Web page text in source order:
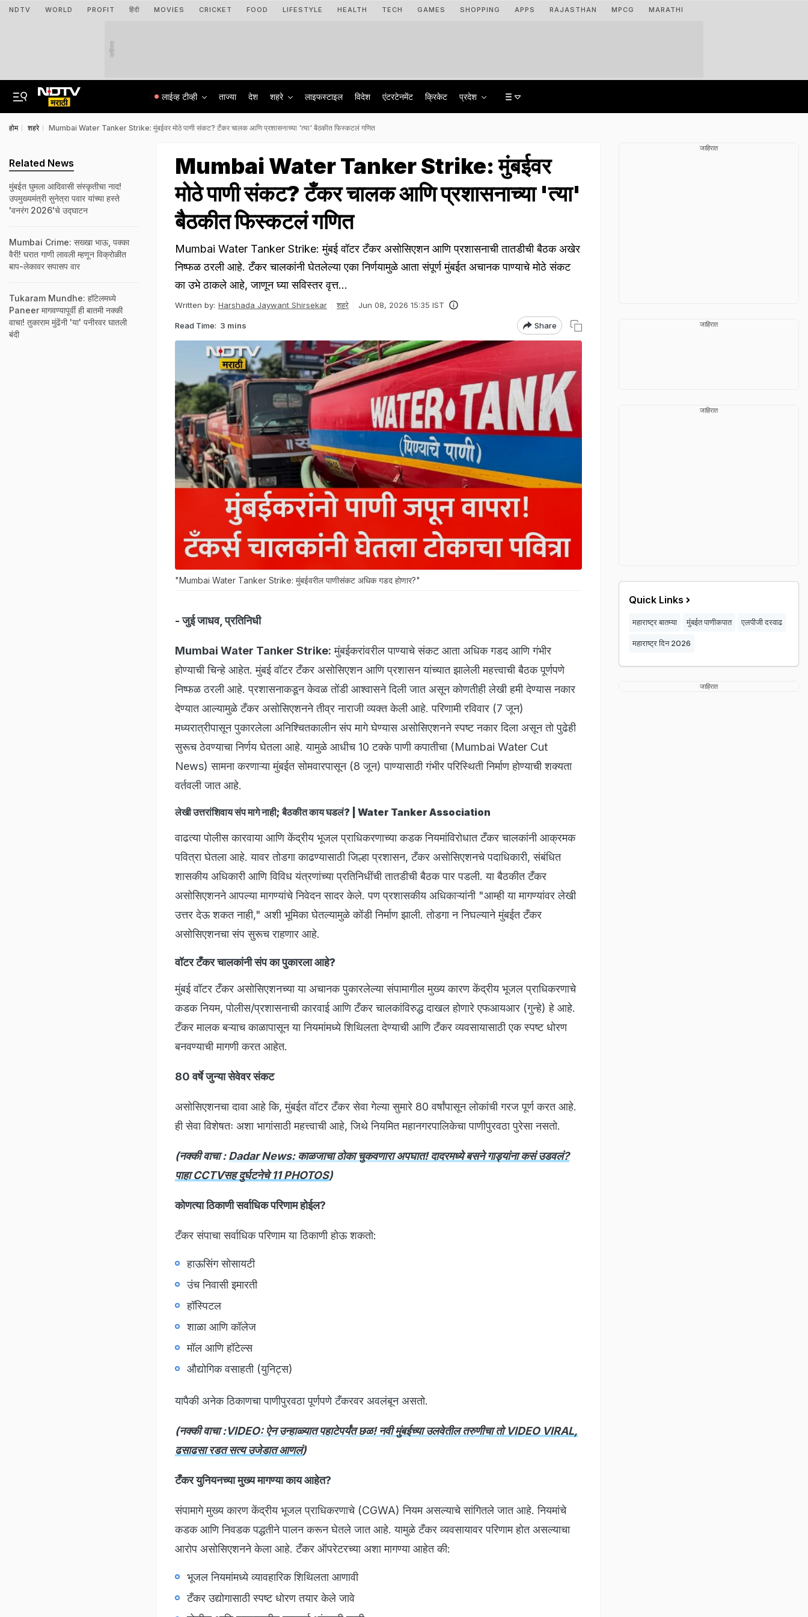
NDTV WORLD PROFIT हिंदी MOVIES CRICKET FOOD LIFESTYLE HEALTH TECH GAMES SHOPPING APPS RAJASTHAN MPCG MARATHI
जाहिरात
लाईव्ह टीव्ही ताज्या देश शहरे लाइफस्टाइल विदेश एंटरटेनमेंट क्रिकेट प्रदेश
होम शहरे Mumbai Water Tanker Strike: मुंबईवर मोठे पाणी संकट? टँकर चालक आणि प्रशासनाच्या 'त्या' बैठकीत फिस्कटलं गणित
Mumbai Water Tanker Strike: मुंबईवर
मोठे पाणी संकट? टँकर चालक आणि प्रशासनाच्या 'त्या'
बैठकीत फिस्कटलं गणित
Mumbai Water Tanker Strike: मुंबई वॉटर टँकर असोसिएशन आणि प्रशासनाची तातडीची बैठक अखेर
निष्फळ ठरली आहे. टँकर चालकांनी घेतलेल्या एका निर्णयामुळे आता संपूर्ण मुंबईत अचानक पाण्याचे मोठे संकट
का उभे ठाकले आहे, जाणून घ्या सविस्तर वृत्त...
Written by: Harshada Jaywant Shirsekar शहरे Jun 08, 2026 15:35 IST
Read Time: 3 mins Share
"Mumbai Water Tanker Strike: मुंबईवरील पाणीसंकट अधिक गडद होणार?"
- जुई जाधव, प्रतिनिधी
Mumbai Water Tanker Strike: मुंबईकरांवरील पाण्याचे संकट आता अधिक गडद आणि गंभीर
होण्याची चिन्हे आहेत. मुंबई वॉटर टँकर असोसिएशन आणि प्रशासन यांच्यात झालेली महत्त्वाची बैठक पूर्णपणे
निष्फळ ठरली आहे. प्रशासनाकडून केवळ तोंडी आश्वासने दिली जात असून कोणतीही लेखी हमी देण्यास नकार
देण्यात आल्यामुळे टँकर असोसिएशनने तीव्र नाराजी व्यक्त केली आहे. परिणामी रविवार (7 जून)
मध्यरात्रीपासून पुकारलेला अनिश्चितकालीन संप मागे घेण्यास असोसिएशनने स्पष्ट नकार दिला असून तो पुढेही
सुरूच ठेवण्याचा निर्णय घेतला आहे. यामुळे आधीच 10 टक्के पाणी कपातीचा (Mumbai Water Cut
News) सामना करणाऱ्या मुंबईत सोमवारपासून (8 जून) पाण्यासाठी गंभीर परिस्थिती निर्माण होण्याची शक्यता
वर्तवली जात आहे.
लेखी उत्तरांशिवाय संप मागे नाही; बैठकीत काय घडलं? | Water Tanker Association
वाढत्या पोलीस कारवाया आणि केंद्रीय भूजल प्राधिकरणाच्या कडक नियमांविरोधात टँकर चालकांनी आक्रमक
पवित्रा घेतला आहे. यावर तोडगा काढण्यासाठी जिल्हा प्रशासन, टँकर असोसिएशनचे पदाधिकारी, संबंधित
शासकीय अधिकारी आणि विविध यंत्रणांच्या प्रतिनिधींची तातडीची बैठक पार पडली. या बैठकीत टँकर
असोसिएशनने आपल्या मागण्यांचे निवेदन सादर केले. पण प्रशासकीय अधिकाऱ्यांनी "आम्ही या मागण्यांवर लेखी
उत्तर देऊ शकत नाही," अशी भूमिका घेतल्यामुळे कोंडी निर्माण झाली. तोडगा न निघल्याने मुंबईत टँकर
असोसिएशनचा संप सुरूच राहणार आहे.
वॉटर टँकर चालकांनी संप का पुकारला आहे?
मुंबई वॉटर टँकर असोसिएशनच्या या अचानक पुकारलेल्या संपामागील मुख्य कारण केंद्रीय भूजल प्राधिकरणाचे
कडक नियम, पोलीस/प्रशासनाची कारवाई आणि टँकर चालकांविरुद्ध दाखल होणारे एफआयआर (गुन्हे) हे आहे.
टँकर मालक बऱ्याच काळापासून या नियमांमध्ये शिथिलता देण्याची आणि टँकर व्यवसायासाठी एक स्पष्ट धोरण
बनवण्याची मागणी करत आहेत.
80 वर्षे जुन्या सेवेवर संकट
असोसिएशनचा दावा आहे कि, मुंबईत वॉटर टँकर सेवा गेल्या सुमारे 80 वर्षांपासून लोकांची गरज पूर्ण करत आहे.
ही सेवा विशेषतः अशा भागांसाठी महत्त्वाची आहे, जिथे नियमित महानगरपालिकेचा पाणीपुरवठा पुरेसा नसतो.
(नक्की वाचा :Dadar News: काळजाचा ठोका चुकवणारा अपघात! दादरमध्ये बसने गाड्यांना कसं उडवलं?
पाहा CCTVसह दुर्घटनेचे 11 PHOTOS)
कोणत्या ठिकाणी सर्वाधिक परिणाम होईल?
टँकर संपाचा सर्वाधिक परिणाम या ठिकाणी होऊ शकतो:
हाऊसिंग सोसायटी
उंच निवासी इमारती
हॉस्पिटल
शाळा आणि कॉलेज
मॉल आणि हॉटेल्स
औद्योगिक वसाहती (युनिट्स)
यापैकी अनेक ठिकाणचा पाणीपुरवठा पूर्णपणे टँकरवर अवलंबून असतो.
(नक्की वाचा :VIDEO: ऐन उन्हाळ्यात पहाटेपर्यंत छळ! नवी मुंबईच्या उलवेतील तरुणीचा तो VIDEO VIRAL,
ढसाढसा रडत सत्य उजेडात आणलं)
टँकर युनियनच्या मुख्य मागण्या काय आहेत?
संपामागे मुख्य कारण केंद्रीय भूजल प्राधिकरणाचे (CGWA) नियम असल्याचे सांगितले जात आहे. नियमांचे
कडक आणि निवडक पद्धतीने पालन करून घेतले जात आहे. यामुळे टँकर व्यवसायावर परिणाम होत असल्याचा
आरोप असोसिएशनने केला आहे. टँकर ऑपरेटरच्या अशा मागण्या आहेत की:
भूजल नियमांमध्ये व्यावहारिक शिथिलता आणावी
टँकर उद्योगासाठी स्पष्ट धोरण तयार केले जावे
Related News
मुंबईत घुमला आदिवासी संस्कृतीचा नाद!
उपमुख्यमंत्री सुनेत्रा पवार यांच्या हस्ते
'वनरंग 2026'चे उद्घाटन
Mumbai Crime: सख्खा भाऊ, पक्का
वैरी! घरात गाणी लावली म्हणून विक्रोळीत
बाप-लेकावर सपासप वार
Tukaram Mundhe: हॉटेलमध्ये
Paneer मागवण्यापूर्वी ही बातमी नक्की
वाचा! तुकाराम मुंढेंनी 'या' पनीरवर घातली
बंदी
जाहिरात
जाहिरात
जाहिरात
Quick Links
महाराष्ट्र बातम्या मुंबईत पाणीकपात एलपीजी दरवाढ
महाराष्ट्र दिन 2026
जाहिरात